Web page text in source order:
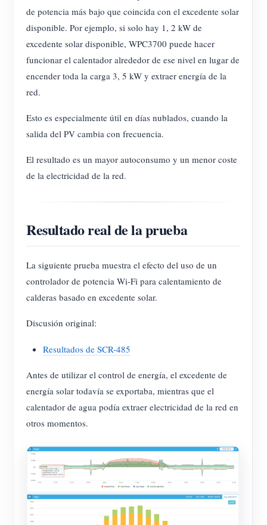
de potencia más bajo que coincida con el excedente solar
disponible. Por ejemplo, si solo hay 1, 2 kW de
excedente solar disponible, WPC3700 puede hacer
funcionar el calentador alrededor de ese nivel en lugar de
encender toda la carga 3, 5 kW y extraer energía de la
red.
Esto es especialmente útil en días nublados, cuando la
salida del PV cambia con frecuencia.
El resultado es un mayor autoconsumo y un menor coste
de la electricidad de la red.
Resultado real de la prueba
La siguiente prueba muestra el efecto del uso de un
controlador de potencia Wi-Fi para calentamiento de
calderas basado en excedente solar.
Discusión original:
Resultados de SCR-485
Antes de utilizar el control de energía, el excedente de
energía solar todavía se exportaba, mientras que el
calentador de agua podía extraer electricidad de la red en
otros momentos.